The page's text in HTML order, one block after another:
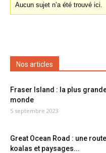
Aucun sujet n’a été trouvé ici.
Nos articles
Fraser Island : la plus
monde
5 septembre 2023
Great Ocean Road : une
koalas et paysages...